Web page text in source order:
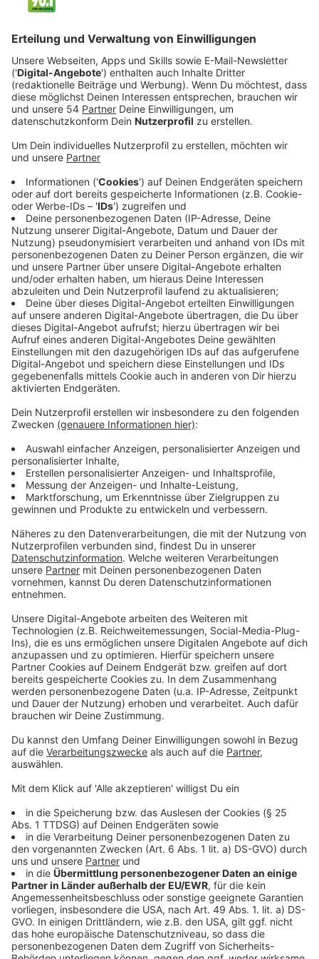
Anzeige
Wilhelm kann daher als Teenager deutlich mehr auf
den königlichen Putz hauen als sein Bruder. Und so
lässt er kaum eine Party aus. Doch seiner Mutter,
Königin Kristina (Pernilla August), wird das Leben ihres
Jüngsten schnell zu bunt und schickt ihn auf das
Eliteinternat Hillerska. Dort beginnt für den Teenager
schnell die Brautschau. Doch Wilhelm ist nicht an einer
Prinzessin interessiert, sondern an einem Prinzen…
Streaming-Dienst: Netflix
Anzeige
Wir benötigen Ihre
Zustimmung, um den YouTube
Video-Service zu laden!
Wir verwenden einen Service eines
Drittanbieters, um Videoinhalte
einzubetten. Dieser Service kann
Daten zu Ihren Aktivitäten
sammeln. Bitte lesen Sie die
Details durch und stimmen Sie der
Nutzung des Service zu, um dieses
Video anzusehen.
Mehr Informationen
powered byUsercentrics Consent
Management Platform
Wilhelm muss sich entscheiden – für die Liebe oder
das Königshaus!
Anzeige
© Copyright: Netflix
Am Eliteinternat herrscht ein gewisser Drill - Prinz
Wilhelm erfährt Zucht und Ordnung.
Anzeige
Prinz Wilhelm hat nur Augen für einen seinen
Mitschüler.
Anzeige